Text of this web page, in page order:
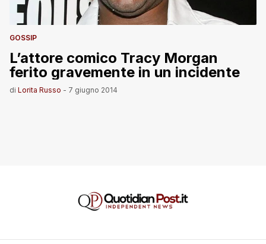
GOSSIP
L’attore comico Tracy Morgan
ferito gravemente in un incidente
di Lorita Russo - 7 giugno 2014